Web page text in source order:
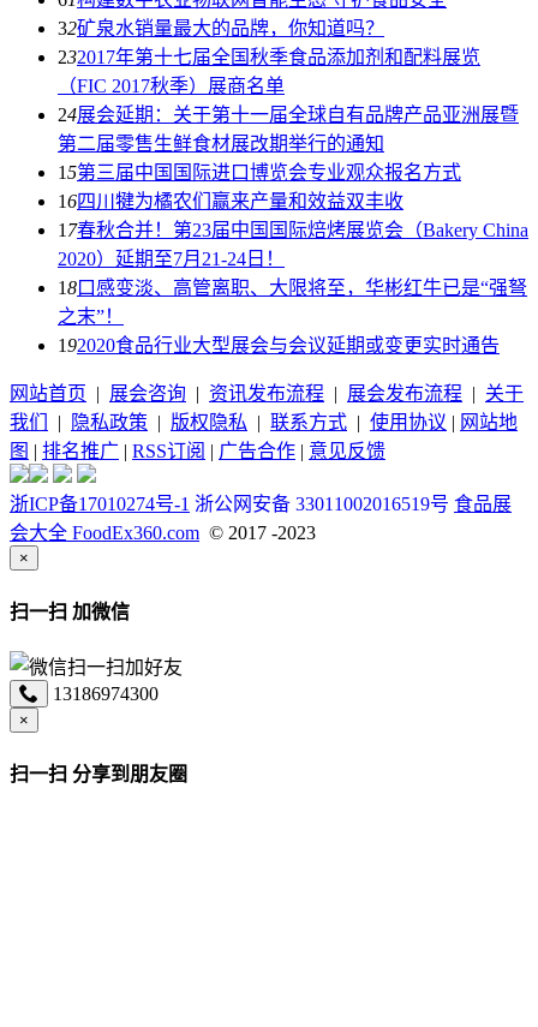
32矿泉水销量最大的品牌，你知道吗？
232017年第十七届全国秋季食品添加剂和配料展览
（FIC 2017秋季）展商名单
24展会延期：关于第十一届全球自有品牌产品亚洲展暨
第二届零售生鲜食材展改期举行的通知
15第三届中国国际进口博览会专业观众报名方式
16四川犍为橘农们赢来产量和效益双丰收
1 7春秋合并！第23届中国国际焙烤展览会（Bakery China
2020）延期至7月21-24日！
18口感变淡、高管离职、大限将至，华彬红牛已是“强弩
之末”！
192020食品行业大型展会与会议延期或变更实时通告
网站首页 | 展会咨询 | 资讯发布流程 | 展会发布流程 | 关于
我们
| 隐私政策 | 版权隐私 | 联系方式 | 使用协议 | 网站地
图 | 排名推广 | RSS订阅 | 广告合作 | 意见反馈
浙ICP备17010274号-1 浙公网安备 33011002016519号 食品展
会大全 FoodEx360.com © 2017 -2023
×
扫一扫 加微信
13186974300
×
扫一扫 分享到朋友圈